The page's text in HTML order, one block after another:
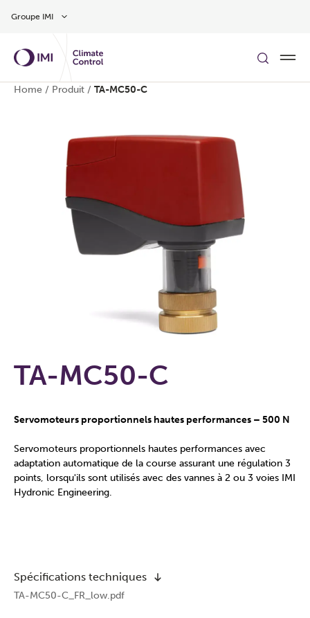
Groupe IMI
Home / Produit / TA-MC50-C
TA-MC50-C
Servomoteurs proportionnels hautes performances – 500 N
Servomoteurs proportionnels hautes performances avec
adaptation automatique de la course assurant une régulation 3
points, lorsqu'ils sont utilisés avec des vannes à 2 ou 3 voies IMI
Hydronic Engineering.
Spécifications techniques
TA-MC50-C_FR_low.pdf